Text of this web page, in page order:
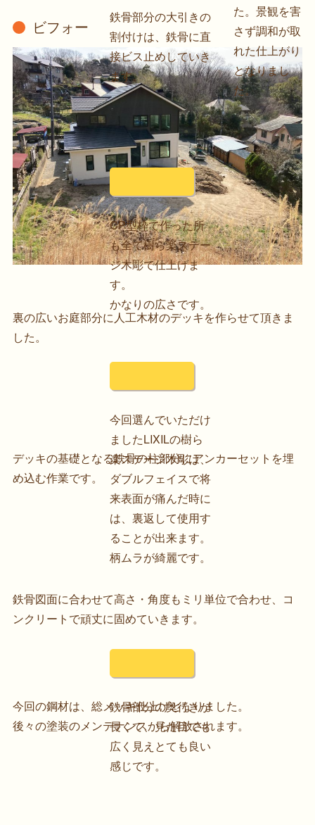
ビフォー
裏の広いお庭部分に人工木材のデッキを作らせて頂きま
した。
デッキの基礎となる鉄骨の柱部分にアンカーセットを埋
め込む作業です。
鉄骨図面に合わせて高さ・角度もミリ単位で合わせ、コ
ンクリートで頑丈に固めていきます。
今回の鋼材は、総メッキ仕上げとなりました。
後々の塗装のメンテナンスから解放されます。
鉄骨部分の大引きの
割付けは、鉄骨に直
接ビス止めしていき
ます。
CP型枠で作った所
も全て樹ら楽ステー
ジ木彫で仕上げま
す。
かなりの広さです。
今回選んでいただけ
ましたLIXILの樹ら
楽ステージ木彫は、
ダブルフェイスで将
来表面が痛んだ時に
は、裏返して使用す
ることが出来ます。
柄ムラが綺麗です。
鉄骨部分の奥行きが
長くて、見た目でも
広く見えとても良い
感じです。
た。景観を害
さず調和が取
れた仕上がり
となりまし
た。